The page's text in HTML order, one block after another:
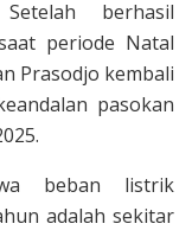
berhasil
periode Natal
Prasodjo kembali
pasokan
beban listrik
adalah sekitar